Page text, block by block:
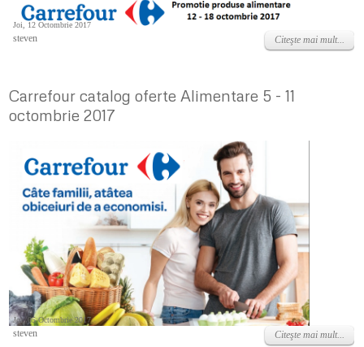
Joi, 12 Octombrie 2017
steven Citeşte mai mult...
Carrefour catalog oferte Alimentare 5 - 11
octombrie 2017
Joi, 05 Octombrie 2017
steven Citeşte mai mult...